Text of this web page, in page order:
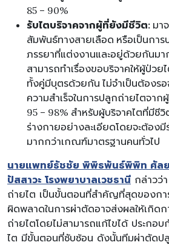
85 – 90%
รับไตบริจาคจากผู้ที่ยังมีชีวิต: มา
สัมพันธ์ทางสายเลือด หรือเป็นการ
ภรรยาที่แต่งงานและอยู่ด้วยกันมา
สามารถทำเรื่องขอบริจาคให้ผู้ป่ว
ทั้งคู่มีบุตรด้วยกัน ไม่จำเป็นต้องร
ความสำเร็จในการปลูกถ่ายไตจา
95 – 98% สำหรับผู้บริจาคไตที่มีชี
ร่างกายอย่างละเอียดโดยจะต้อง
มากกว่าเกณฑ์มาตรฐานคนทั่วไป
นายแพทย์ธัชชัย พิพิธพันธ์พิพิท ศัลย
ปัสสาวะ โรงพยาบาลเวชธานี กล่าวว่
ถ่ายไต เป็นขั้นตอนที่สำคัญที่สุดของก
ผิดพลาดในการผ่าตัดอาจส่งผลให้เกิด
ถ่ายไตโดยไม่สามารถแก้ไขได้ ประกอ
ไต มีขั้นตอนที่ซับซ้อน ดังนั้นทีมผ่าตัดป